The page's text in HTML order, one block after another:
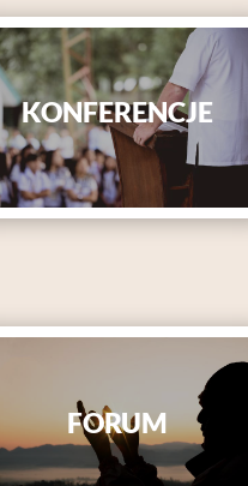
KONFERENCJE
FORUM